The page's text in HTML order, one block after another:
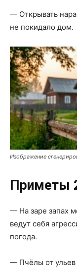
— Открывать
не покидало дом.
Изображение
Приметы
— На заре запах
ведут себя
погода.
— Пчёлы от ульев